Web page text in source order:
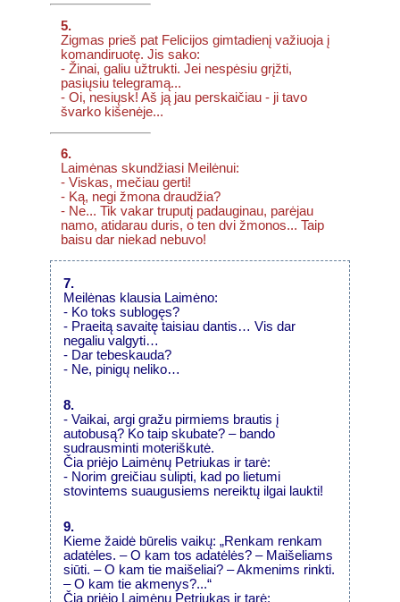
5.
Zigmas prieš pat Felicijos gimtadienį važiuoja į
komandiruotę. Jis sako:
- Žinai, galiu užtrukti. Jei nespėsiu grįžti,
pasiųsiu telegramą...
- Oi, nesiųsk! Aš ją jau perskaičiau - ji tavo
švarko kišenėje...
6.
Laimėnas skundžiasi Meilėnui:
- Viskas, mečiau gerti!
- Ką, negi žmona draudžia?
- Ne... Tik vakar truputį padauginau, parėjau
namo, atidarau duris, o ten dvi žmonos... Taip
baisu dar niekad nebuvo!
7.
Meilėnas klausia Laimėno:
- Ko toks sublogęs?
- Praeitą savaitę taisiau dantis… Vis dar
negaliu valgyti…
- Dar tebeskauda?
- Ne, pinigų neliko…
8.
- Vaikai, argi gražu pirmiems brautis į
autobusą? Ko taip skubate? – bando
sudrausminti moteriškutė.
Čia priėjo Laimėnų Petriukas ir tarė:
- Norim greičiau sulipti, kad po lietumi
stovintems suaugusiems nereiktų ilgai laukti!
9.
Kieme žaidė būrelis vaikų: „Renkam renkam
adatėles. – O kam tos adatėlės? – Maišeliams
siūti. – O kam tie maišeliai? – Akmenims rinkti.
– O kam tie akmenys?...“
Čia priėjo Laimėnų Petriukas ir tarė: